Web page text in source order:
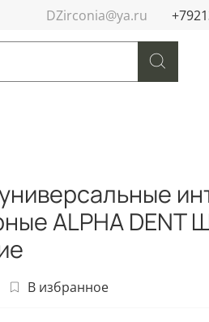
DZirconia@ya.ru
ALPHA DENT
В избранное